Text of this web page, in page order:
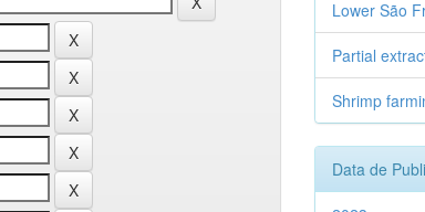
Lower São
Partial
Shrimp
Data de